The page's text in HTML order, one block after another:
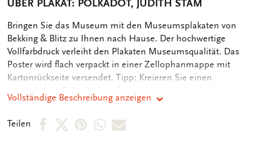
ÜBER PLAKAT: POLKADOT, JUDITH STAM
OMSCHRIJVING
Bringen Sie das Museum mit den Museumsplakaten von
Bekking & Blitz zu Ihnen nach Hause. Der hochwertige
Vollfarbdruck verleiht den Plakaten Museumsqualität. Das
Poster wird flach verpackt in einer Zellophanmappe mit
Kartonrückseite versendet. Tipp: Kreieren Sie einen
persönlichen Stil mit einer Serie von zwei oder drei
Kunstpostern an der Wand. Wenn Sie sich dafür entscheiden,
die Poster einzurahmen, verwenden Sie Rahmen in derselben
Farbe, um die Einheitlichkeit zu wahren. Abmessungen 30 x 40
Vollständige Beschreibung anzeigen
Teilen
Per Per Per PerPer